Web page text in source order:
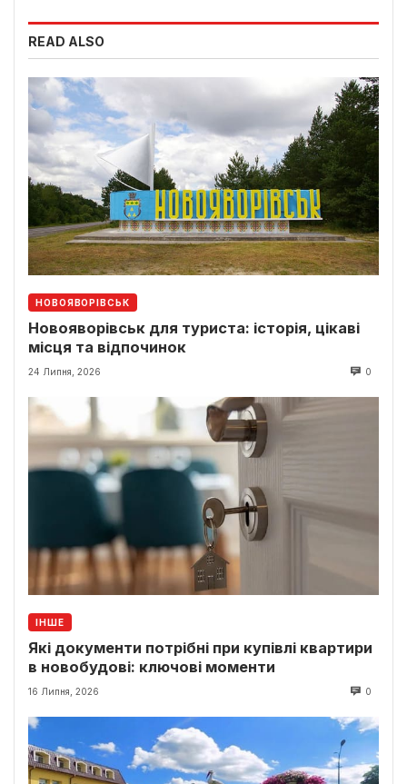
READ ALSO
НОВОЯВОРІВСЬК
Новояворівськ для туриста: історія, цікаві
місця та відпочинок
24 Липня, 2026 0
ІНШЕ
Які документи потрібні при купівлі квартири
в новобудові: ключові моменти
16 Липня, 2026 0